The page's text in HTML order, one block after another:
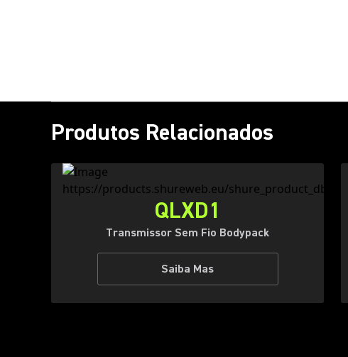
Produtos Relacionados
QLXD1
Transmissor Sem Fio Bodypack
Saiba Mas